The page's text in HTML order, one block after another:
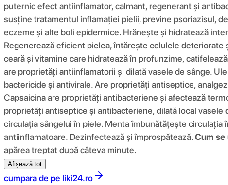
puternic efect antiinflamator, calmant, regenerant și
susține tratamentul inflamației pielii, previne psoriazisul,
eczeme și alte boli epidermice. Hrănește și hidratează
Regenerează eficient pielea, întărește celulele
ceară și vitamine care hidratează în profunzime,
are proprietăți antiinflamatorii și dilată vasele de sânge.
bactericide și antivirale. Are proprietăți antiseptice,
Capsaicina are proprietăți antibacteriene și afectează
proprietăți antiseptice și antibacteriene, dilată local
circulația sângelui în piele. Menta îmbunătățește
antiinflamatoare. Dezinfectează și împrospătează.Cum se
apărea treptat după câteva minute.
Afișează tot
cumpara de pe liki24.ro